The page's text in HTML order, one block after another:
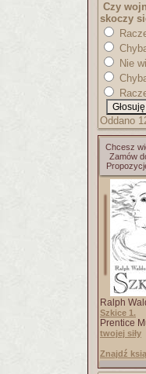
Czy
skoczy
Nie
Oddano
Chcesz
Zamów
Ralph
Szkice 1.
Prentice
twojej siły
Znajdź